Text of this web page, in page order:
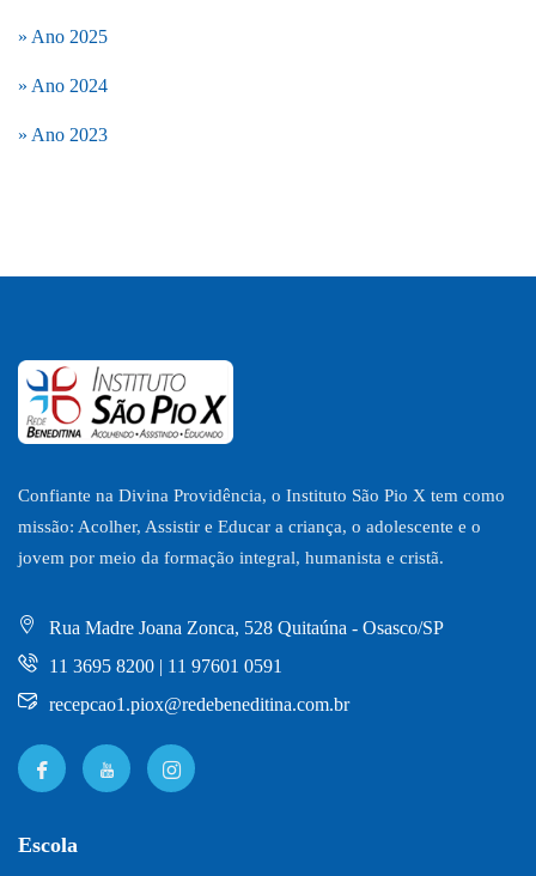
» Ano 2025
» Ano 2024
» Ano 2023
Confiante na Divina Providência, o Instituto São Pio X tem como
missão: Acolher, Assistir e Educar a criança, o adolescente e o
jovem por meio da formação integral, humanista e cristã.
Rua Madre Joana Zonca, 528 Quitaúna - Osasco/SP
11 3695 8200 | 11 97601 0591
recepcao1.piox@redebeneditina.com.br
Escola